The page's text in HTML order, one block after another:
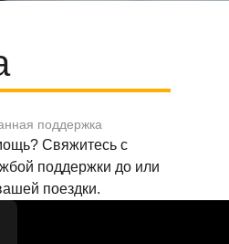
поддержка
Свяжитесь с
поддержки до или
поездки.